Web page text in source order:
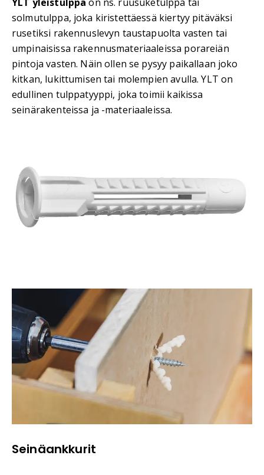
solmutulppa, joka kiristettäessä kiertyy pitäväksi
rusetiksi rakennuslevyn taustapuolta vasten tai
umpinaisissa rakennusmateriaaleissa porareiän
pintoja vasten. Näin ollen se pysyy paikallaan joko
kitkan, lukittumisen tai molempien avulla. YLT on
edullinen tulppatyyppi, joka toimii kaikissa
seinärakenteissa ja -materiaaleissa.
Seinäankkurit